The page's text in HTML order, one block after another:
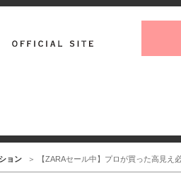
ョン 【ZARAセール中】プロが買った高見え